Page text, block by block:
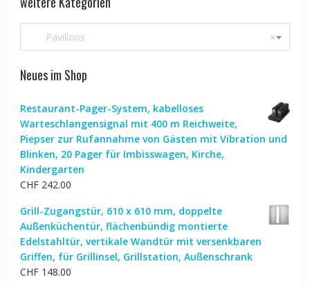
×
Pavillons
Neues im Shop
Restaurant-Pager-System, kabelloses
Warteschlangensignal mit 400 m Reichweite,
Piepser zur Rufannahme von Gästen mit Vibration und
Blinken, 20 Pager für Imbisswagen, Kirche,
Kindergarten
CHF242.00
Grill-Zugangstür, 610 x 610 mm, doppelte
Außenküchentür, flächenbündig montierte
Edelstahltür, vertikale Wandtür mit versenkbaren
Griffen, für Grillinsel, Grillstation, Außenschrank
CHF148.00